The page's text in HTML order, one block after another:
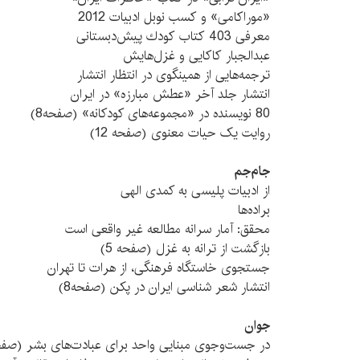
«موراكامی» و كسب نوبل ادبيات 2012
معرفی 403 كتاب كودك پيش‌دبستانی
عبدالجبار كاكايی و غزل‌هايش
ترجمه‌هايی از همينگوی در انتظار انتشار
انتشار جلد آخر «عطش مبارزه» در ايران
80 نویسنده در «مجموعه‌های کودکانه» (صفحه8)
روايت يک حيات معنوی (صفحه 12)
جام‌جم
از ادبیات پلیسی به کمدی الهی
براده‌ها
محقق: آمار سرانه مطالعه غیر واقعی است
بازگشت از ترانه به غزل (صفحه 5)
جستجوی خاستگاه فرهنگی، از هرات تا تهران
انتشار شعر شناسی ایران در پکن (صفحه8)
جوان
در جست‌وجوی مبنایی واحد برای عبادت‌های بشر